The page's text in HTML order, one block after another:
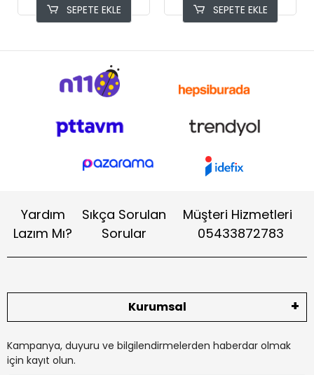
SEPETE EKLE SEPETE EKLE
Yardım
Lazım Mı?
Sıkça Sorulan
Sorular
Müşteri Hizmetleri
05433872783
Kurumsal
Kampanya, duyuru ve bilgilendirmelerden haberdar olmak
için kayıt olun.